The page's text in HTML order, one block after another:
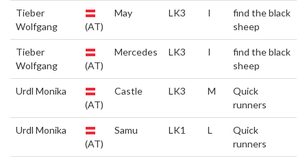
Tieber
Wolfgang
(AT)
May LK3 I
find the black
sheep
Tieber
Wolfgang
(AT)
Mercedes LK3 I
find the black
sheep
Urdl Monika
(AT)
Castle LK3 M
Quick
runners
Urdl Monika
(AT)
Samu LK1 L
Quick
runners